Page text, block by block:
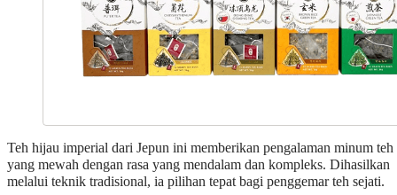
Teh hijau imperial dari Jepun ini memberikan pengalaman minum teh
yang mewah dengan rasa yang mendalam dan kompleks. Dihasilkan
melalui teknik tradisional, ia pilihan tepat bagi penggemar teh sejati.